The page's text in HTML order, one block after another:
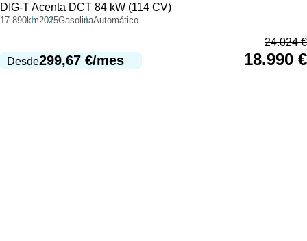
DIG-T Acenta DCT 84 kW (114 CV)
17.890km2025GasolinaAutomático
Desde299,67 €/mes
24.024€
18.990 €